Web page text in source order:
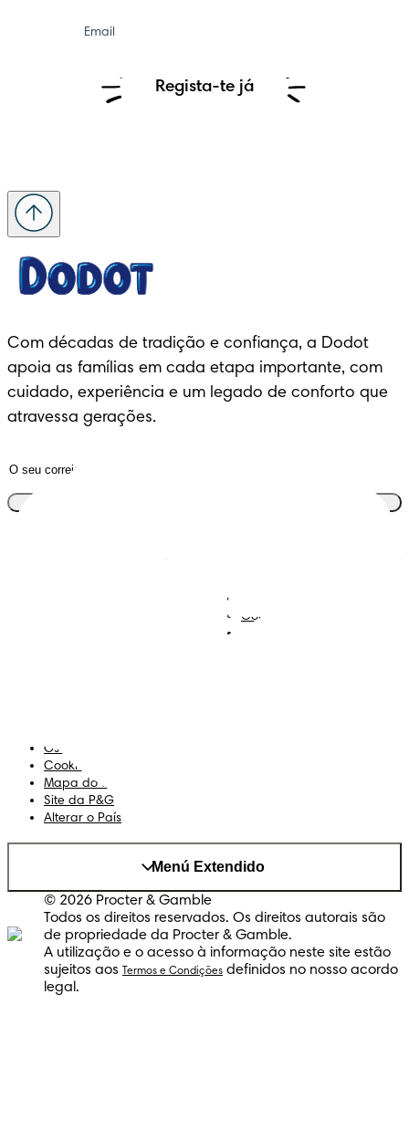
Email
Regista-te já
Com décadas de tradição e confiança, a Dodot
apoia as famílias em cada etapa importante, com
cuidado, experiência e um legado de conforto que
atravessa gerações.
Contacta-nos
Os Meus Dados
Cookies
Mapa do Site
Site da P&G
Alterar o País
Menú Extendido
© 2026 Procter & Gamble
Todos os direitos reservados. Os direitos autorais são
de propriedade da Procter & Gamble.
A utilização e o acesso à informação neste site estão
sujeitos aos
Termos e Condições definidos no nosso acordo
legal.